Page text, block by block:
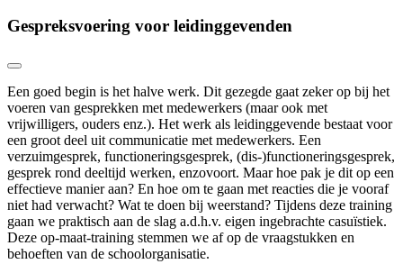
Gespreksvoering voor leidinggevenden
Een goed begin is het halve werk. Dit gezegde gaat zeker op bij het
voeren van gesprekken met medewerkers (maar ook met
vrijwilligers, ouders enz.). Het werk als leidinggevende bestaat voor
een groot deel uit communicatie met medewerkers. Een
verzuimgesprek, functioneringsgesprek, (dis-)functioneringsgesprek,
gesprek rond deeltijd werken, enzovoort. Maar hoe pak je dit op een
effectieve manier aan? En hoe om te gaan met reacties die je vooraf
niet had verwacht? Wat te doen bij weerstand? Tijdens deze training
gaan we praktisch aan de slag a.d.h.v. eigen ingebrachte casuïstiek.
Deze op-maat-training stemmen we af op de vraagstukken en
behoeften van de schoolorganisatie.